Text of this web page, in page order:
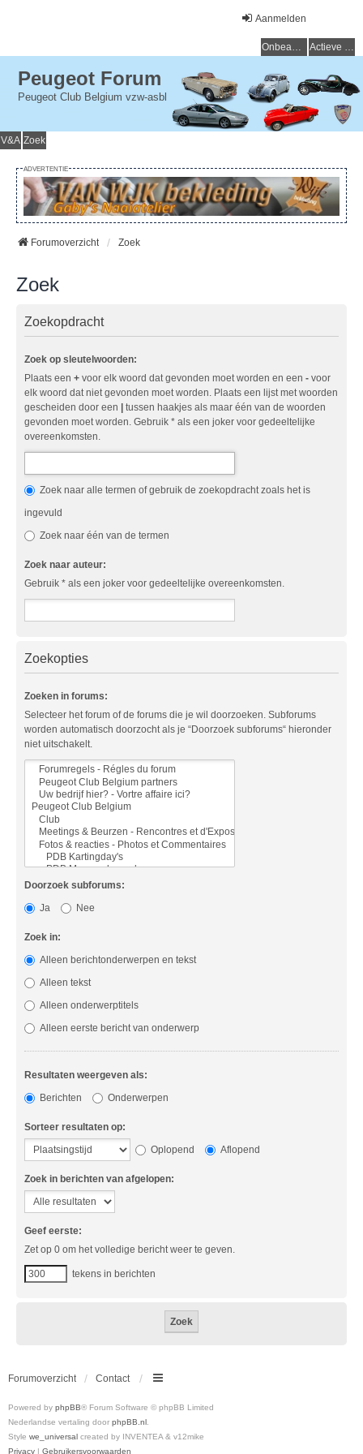
Aanmelden
Onbeantwoorde onderwerpen Actieve onderwerpen
Peugeot Forum
Peugeot Club Belgium vzw-asbl
V&A Zoek
ADVERTENTIE
Forumoverzicht Zoek
Zoek
Zoekopdracht
Zoek op sleutelwoorden:
Plaats een + voor elk woord dat gevonden moet worden en een - voor
elk woord dat niet gevonden moet worden. Plaats een lijst met woorden
gescheiden door een
tussen haakjes als maar één van de woorden
gevonden moet worden. Gebruik * als een joker voor gedeeltelijke
overeenkomsten.
Zoek naar alle termen of gebruik de zoekopdracht zoals het is
ingevuld
Zoek naar één van de termen
Zoek naar auteur:
Gebruik * als een joker voor gedeeltelijke overeenkomsten.
Zoekopties
Zoeken in forums:
Selecteer het forum of de forums die je wil doorzoeken. Subforums
worden automatisch doorzocht als je “Doorzoek subforums“ hieronder
niet uitschakelt.
Doorzoek subforums:
Ja
Nee
Zoek in:
Alleen berichtonderwerpen en tekst
Alleen tekst
Alleen onderwerptitels
Alleen eerste bericht van onderwerp
Resultaten weergeven als:
Berichten
Onderwerpen
Sorteer resultaten op:
Oplopend
Aflopend
Zoek in berichten van afgelopen:
Geef eerste:
Zet op 0 om het volledige bericht weer te geven.
tekens in berichten
Forumoverzicht Contact
Powered by phpBB® Forum Software © phpBB Limited
Nederlandse vertaling door phpBB.nl .
Style we_universal created by INVENTEA & v12mike
Privacy
Gebruikersvoorwaarden